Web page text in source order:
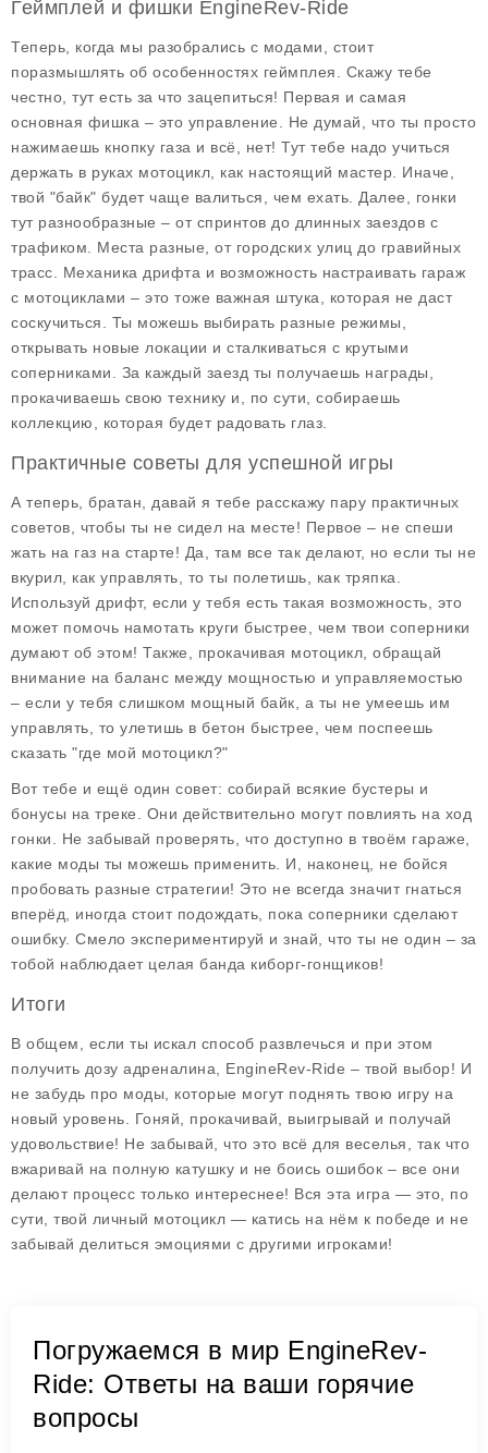
Геймплей и фишки EngineRev-Ride
Теперь, когда мы разобрались с модами, стоит
поразмышлять об особенностях геймплея. Скажу тебе
честно, тут есть за что зацепиться! Первая и самая
основная фишка – это управление. Не думай, что ты просто
нажимаешь кнопку газа и всё, нет! Тут тебе надо учиться
держать в руках мотоцикл, как настоящий мастер. Иначе,
твой "байк" будет чаще валиться, чем ехать. Далее, гонки
тут разнообразные – от спринтов до длинных заездов с
трафиком. Места разные, от городских улиц до гравийных
трасс. Механика дрифта и возможность настраивать гараж
с мотоциклами – это тоже важная штука, которая не даст
соскучиться. Ты можешь выбирать разные режимы,
открывать новые локации и сталкиваться с крутыми
соперниками. За каждый заезд ты получаешь награды,
прокачиваешь свою технику и, по сути, собираешь
коллекцию, которая будет радовать глаз.
Практичные советы для успешной игры
А теперь, братан, давай я тебе расскажу пару практичных
советов, чтобы ты не сидел на месте! Первое – не спеши
жать на газ на старте! Да, там все так делают, но если ты не
вкурил, как управлять, то ты полетишь, как тряпка.
Используй дрифт, если у тебя есть такая возможность, это
может помочь намотать круги быстрее, чем твои соперники
думают об этом! Также, прокачивая мотоцикл, обращай
внимание на баланс между мощностью и управляемостью
– если у тебя слишком мощный байк, а ты не умеешь им
управлять, то улетишь в бетон быстрее, чем поспеешь
сказать "где мой мотоцикл?"
Вот тебе и ещё один совет: собирай всякие бустеры и
бонусы на треке. Они действительно могут повлиять на ход
гонки. Не забывай проверять, что доступно в твоём гараже,
какие моды ты можешь применить. И, наконец, не бойся
пробовать разные стратегии! Это не всегда значит гнаться
вперёд, иногда стоит подождать, пока соперники сделают
ошибку. Смело экспериментируй и знай, что ты не один – за
тобой наблюдает целая банда киборг-гонщиков!
Итоги
В общем, если ты искал способ развлечься и при этом
получить дозу адреналина, EngineRev-Ride – твой выбор! И
не забудь про моды, которые могут поднять твою игру на
новый уровень. Гоняй, прокачивай, выигрывай и получай
удовольствие! Не забывай, что это всё для веселья, так что
вжаривай на полную катушку и не боись ошибок – все они
делают процесс только интереснее! Вся эта игра — это, по
сути, твой личный мотоцикл — катись на нём к победе и не
забывай делиться эмоциями с другими игроками!
Погружаемся в мир EngineRev-
Ride: Ответы на ваши горячие
вопросы